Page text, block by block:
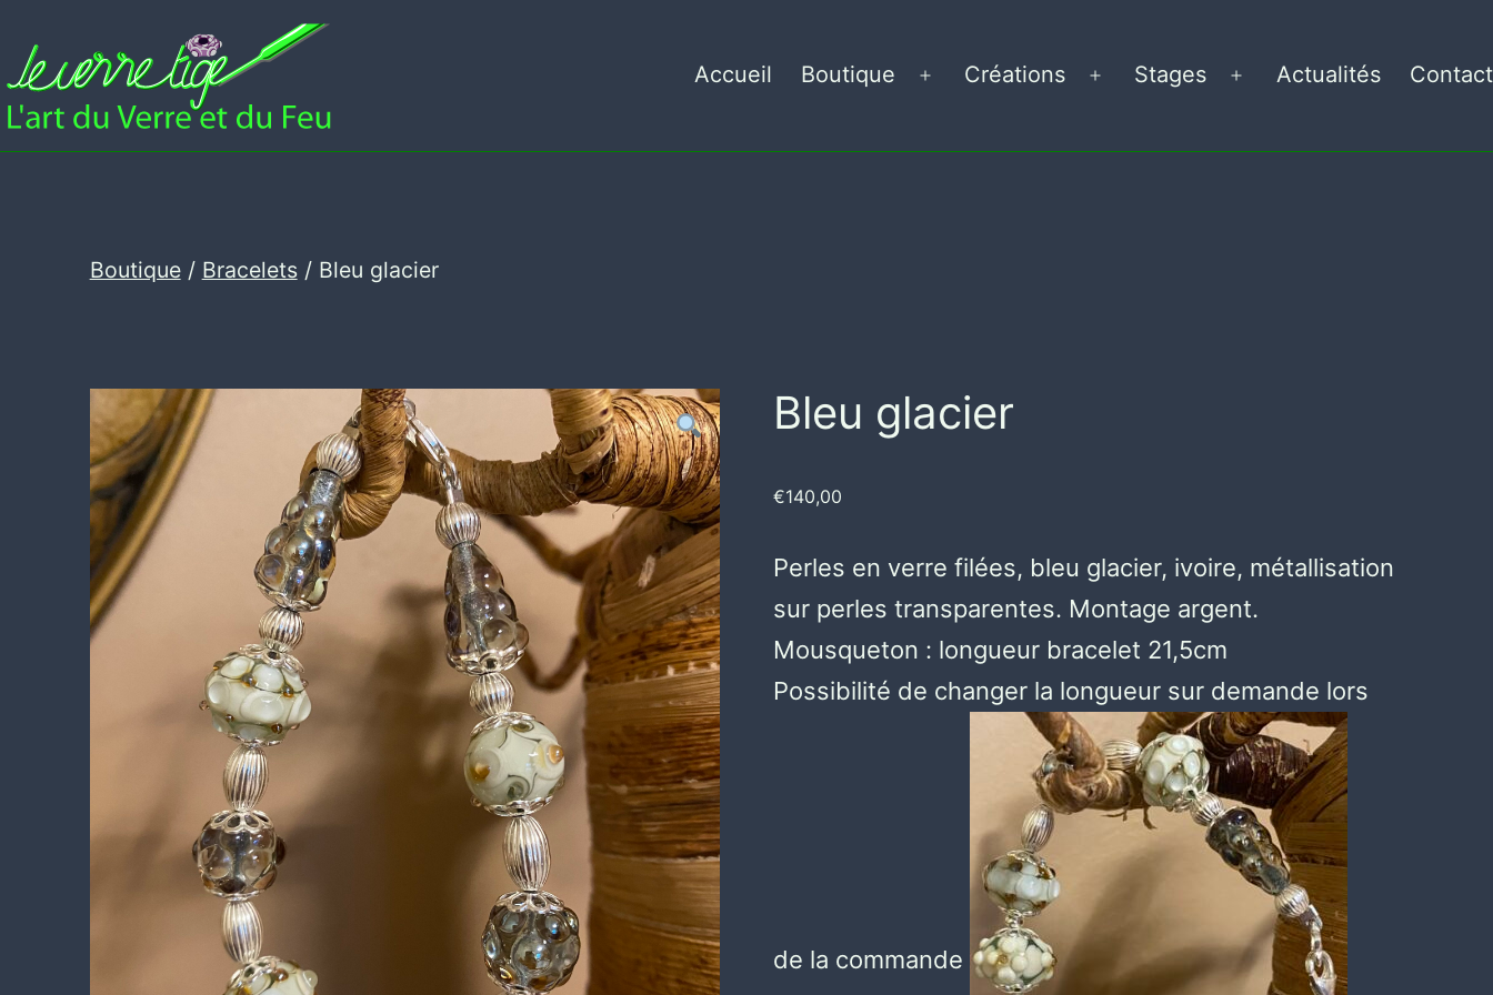
au
contenu
Leverretige
Accueil Boutique
Ouvrir
menu
Créations
Ouvrir
menu
Stages
Ouvrir
menu
Actualités Contact
Boutique/ Bracelets/ Bleu glacier
Bleu glacier
€140,00
Perles en verre filées, bleu glacier, ivoire, métallisation
sur perles transparentes. Montage argent.
Mousqueton : longueur bracelet 21,5cm
Possibilité de changer la longueur sur demande lors
de la commande